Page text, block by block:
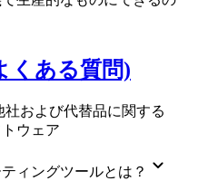
くある質問)
および代替品に関する
ウェア
ィングツールとは？